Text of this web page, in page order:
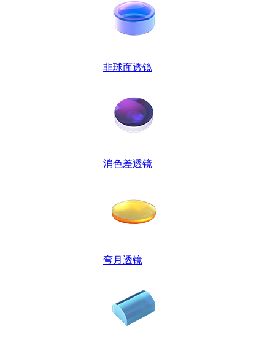
非球面透镜
消色差透镜
弯月透镜